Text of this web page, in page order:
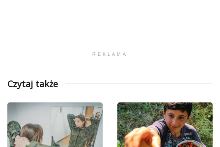
REKLAMA
Czytaj także